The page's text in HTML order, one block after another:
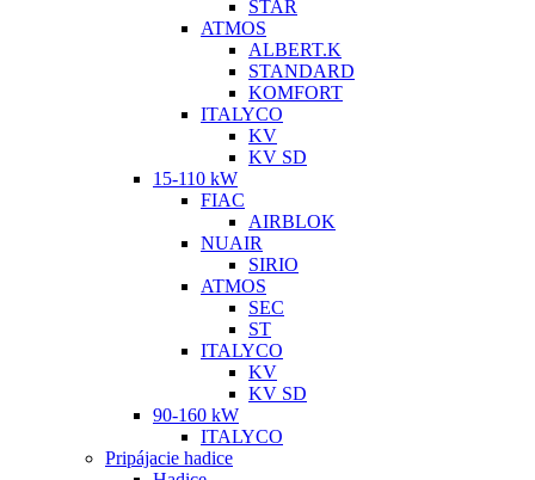
STAR
ATMOS
ALBERT.K
STANDARD
KOMFORT
ITALYCO
KV
KV SD
15-110 kW
FIAC
AIRBLOK
NUAIR
SIRIO
ATMOS
SEC
ST
ITALYCO
KV
KV SD
90-160 kW
ITALYCO
Pripájacie hadice